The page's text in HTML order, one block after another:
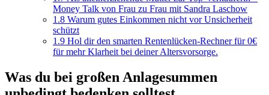
Money Talk von Frau zu Frau mit Sandra Laschow
1.8 Warum gutes Einkommen nicht vor Unsicherheit
schützt
1.9 Hol dir den smarten Rentenlücken-Rechner für 0€
für mehr Klarheit bei deiner Altersvorsorge.
Was du bei großen Anlagesummen